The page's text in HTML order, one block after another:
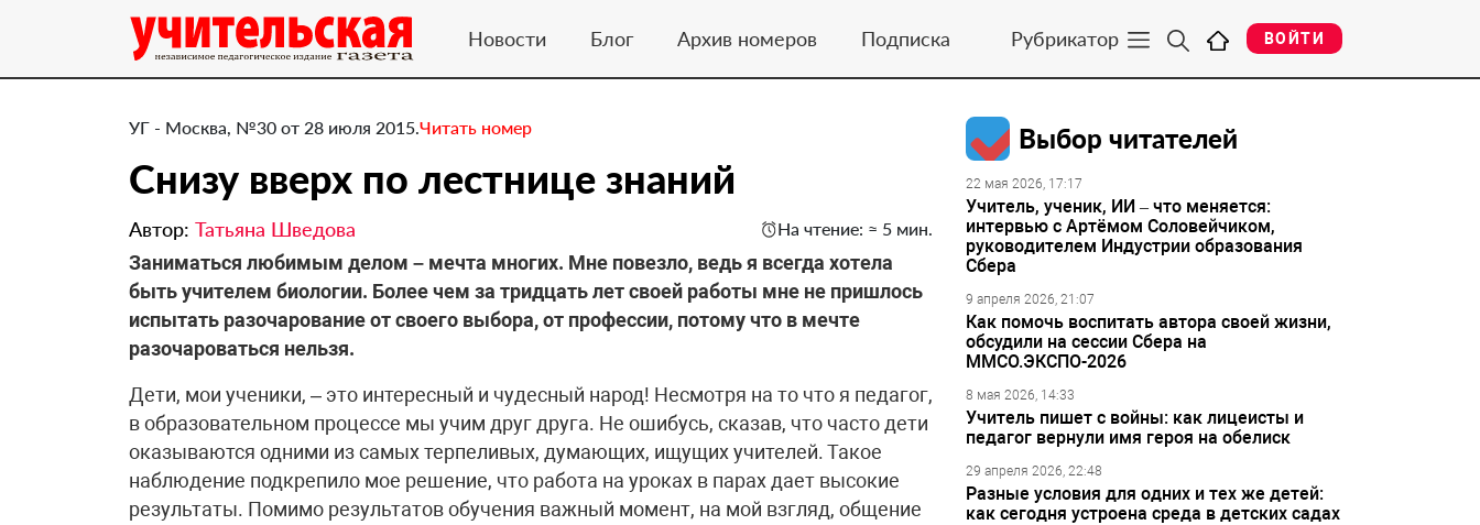
Новости Блог Архив номеров Подписка Рубрикатор ВОЙТИ
УГ - Москва, №30 от 28 июля 2015.Читать номер
​Снизу вверх по лестнице знаний
Автор: Татьяна Шведова На чтение: ≈ 5 мин.
Заниматься любимым делом – мечта многих. Мне повезло, ведь я всегда хотела
быть учителем биологии. Более чем за тридцать лет своей работы мне не пришлось
испытать разочарование от своего выбора, от профессии, потому что в мечте
разочароваться нельзя.
Дети, мои ученики, – это интересный и чудесный народ! Несмотря на то что я педагог,
в образовательном процессе мы учим друг друга. Не ошибусь, сказав, что часто дети
оказываются одними из самых терпеливых, думающих, ищущих учителей. Такое
наблюдение подкрепило мое решение, что работа на уроках в парах дает высокие
результаты. Помимо результатов обучения важный момент, на мой взгляд, общение
Выбор читателей
22 мая 2026, 17:17
Учитель, ученик, ИИ – что меняется:
интервью с Артёмом Соловейчиком,
руководителем Индустрии образования
Сбера
9 апреля 2026, 21:07
Как помочь воспитать автора своей жизни,
обсудили на сессии Сбера на
ММСО.ЭКСПО-2026
8 мая 2026, 14:33
Учитель пишет с войны: как лицеисты и
педагог вернули имя героя на обелиск
29 апреля 2026, 22:48
Разные условия для одних и тех же детей:
как сегодня устроена среда в детских садах